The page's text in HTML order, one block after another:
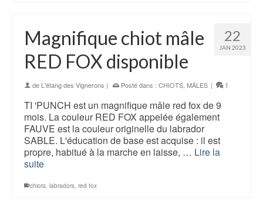
22
JAN 2023
Magnifique chiot mâle
RED FOX disponible
de L'étang des Vignerons | Posté dans : CHIOTS MÂLES | 1
TI 'PUNCH est un magnifique mâle red fox de 9
mois. La couleur RED FOX appelée également
FAUVE est la couleur originelle du labrador
SABLE. L'éducation de base est acquise : il est
propre, habitué à la marche en laisse, … Lire la
suite
chiots, labradors, red fox